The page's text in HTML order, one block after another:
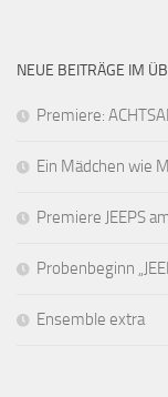
NEUE BEITRÄGE IM
Premiere:
Ein Mädchen wie
Premiere JEEPS
Probenbeginn
Ensemble extra